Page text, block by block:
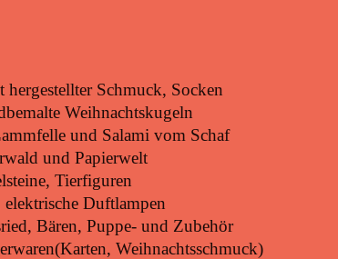
Schmuck, Socken
Weihnachtskugeln
und Salami vom Schaf
und Papierwelt
Tierfiguren
Duftlampen
Bären, Puppe- und Zubehör
Weihnachtsschmuck)